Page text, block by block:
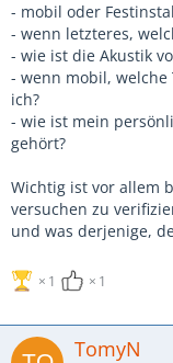
- mobil oder
- wenn letzteres,
- wie ist die Akustik
- wenn mobil,
ich?
- wie ist mein
gehört?
Wichtig ist vor allem
versuchen zu
und was derjenige,
1 1
TomyN